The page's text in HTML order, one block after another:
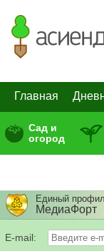
Главная
Сад и
огород
Единый
МедиаФорт
E-mail: